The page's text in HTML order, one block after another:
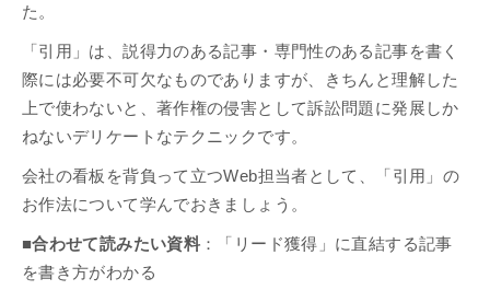
た。
「引用」は、説得力のある記事・専門性のある記事を書く
際には必要不可欠なものでありますが、きちんと理解した
上で使わないと、著作権の侵害として訴訟問題に発展しか
ねないデリケートなテクニックです。
会社の看板を背負って立つWeb担当者として、「引用」の
お作法について学んでおきましょう。
■合わせて読みたい資料 ：「リード獲得」に直結する記事
を書き方がわかる